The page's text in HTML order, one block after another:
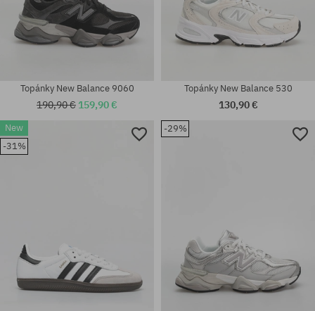
Dostupné veľkosti:
36; 37; 37.5; 38; 38.5; 39.5; 40;
Dostupné veľkosti:
Topánky New Balance 9060
190,90 € 159,90 €
Topánky New Balance 530
130,90 €
New
-31%
-29%